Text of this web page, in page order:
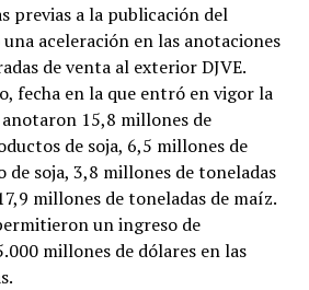
previas a la publicación del
aceleración en las anotaciones
de venta al exterior DJVE.
fecha en la que entró en vigor la
15,8 millones de
de soja, 6,5 millones de
soja, 3,8 millones de toneladas
millones de toneladas de maíz.
un ingreso de
millones de dólares en las